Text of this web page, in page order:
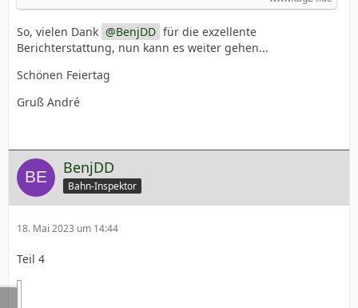
So, vielen Dank BenjDD für die exzellente
Berichterstattung, nun kann es weiter gehen...
Schönen Feiertag
Gruß André
BenjDD
Bahn-Inspektor
18. Mai 2023 um 14:44
Teil 4